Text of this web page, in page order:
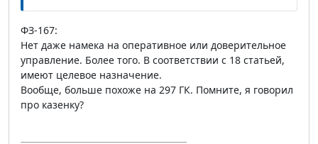
ФЗ-167:
Нет даже намека на оперативное или доверительное
управление. Более того. В соответствии с 18 статьей,
имеют целевое назначение.
Вообще, больше похоже на 297 ГК. Помните, я говорил
про казенку?